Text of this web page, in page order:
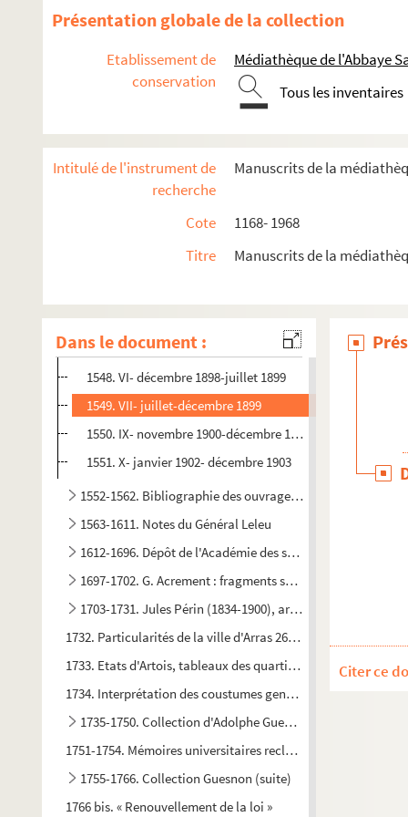
Présentation globale de la collection
Etablissement de
conservation
Médiathèque de l'Abbaye
Tous les inventaires
Intitulé de l'instrument de
recherche
Manuscrits de la
Cote
1168- 1968
Titre
Manuscrits de la
Dans le document :
1518. Franchise, recrutement de ménages à Vierzon, 1481-1482
1519. Verrier : influence de la réforme administrative de
1520. Marcel Auges : cathédrale d'Arras 1914-1918, eaux-
1522-1538. Papiers du virtuose Frédéric-Guillaume-
1539-1542. Victor Advielle, autobiographie.
1544. II-mars-décembre 1896
1546. IV- août 1897- avril 1898
1547. V- mai-novembre 1898
1548. VI- décembre 1898-juillet 1899
1549. VII- juillet-décembre 1899
1550. IX- novembre 1900-décembre 1901
1551. X- janvier 1902- décembre 1903
1552-1562. Bibliographie des ouvrages relatifs à l'amour,
1563-1611. Notes du Général Leleu
1612-1696. Dépôt de l'Académie des sciences, lettres et arts
1697-1702. G. Acrement : fragments sauvegardés en 1918
1703-1731. Jules Périn (1834-1900), archiviste
1732. Particularités de la ville d'Arras 262-1600, continuées
1733. Etats d'Artois, tableaux des quartiers nobles entrants
1734. Interprétation des coustumes generalles d'Artois
1735-1750. Collection d'Adolphe Guenon, documents
1751-1754. Mémoires universitaires reclassés dans le fonds
1755-1766. Collection Guesnon (suite)
1766 bis. « Renouvellement de la loi »
Citer ce